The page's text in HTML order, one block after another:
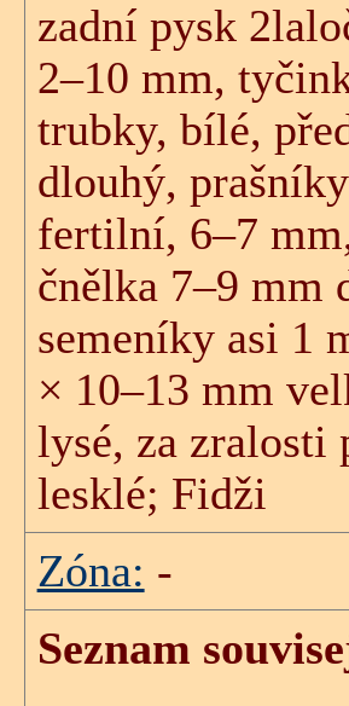
zadní pysk
2–10 mm,
trubky, bílé,
dlouhý,
fertilní, 6–7
čnělka 7–9 mm
semeníky asi 1
× 10–13 mm
lysé, za zralosti
lesklé; Fidži
Zóna: -
Seznam